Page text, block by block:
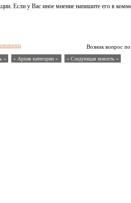
Если у Вас иное мнение напишите его в
Возник вопрос
« » Архив категории « » Следующая новость »